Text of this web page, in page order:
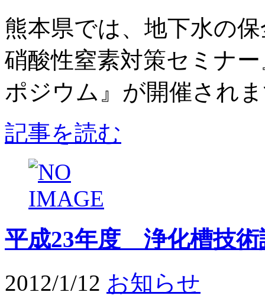
熊本県では、地下水の
硝酸性窒素対策セミナ
ポジウム』が開催され
記事を読む
平成23年度 浄化槽技術
2012/1/12 お知らせ